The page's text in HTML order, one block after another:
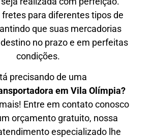
fretes para diferentes tipos de
que suas mercadorias
no prazo e em perfeitas
condições.
precisando de uma
em Vila Olímpia?
Entre em contato conosco
orçamento gratuito, nossa
especializado lhe